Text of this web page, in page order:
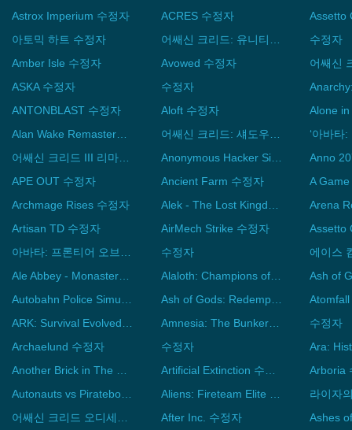
Astrox Imperium 수정자
ACRES 수정자
아토믹 하트 수정자
어쌔신 크리드: 유니티 수정자
수정자
Amber Isle 수정자
Avowed 수정자
ASKA 수정자
수정자
ANTONBLAST 수정자
Aloft 수정자
Alan Wake Remastered 수정자
어쌔신 크리드: 섀도우스 수정자
어쌔신 크리드 III 리마스터 수정자
Anonymous Hacker Simulator 수정자
Anno
APE OUT 수정자
Ancient Farm 수정자
Archmage Rises 수정자
Alek - The Lost Kingdom 수정자
Artisan TD 수정자
AirMech Strike 수정자
아바타: 프론티어 오브 판도라 - 하늘 파괴자 수정자
수정자
Ale Abbey - Monastery Brewery Tycoon 수정자
Alaloth: Champions of The Four Kingdoms 수정자
Autobahn Police Simulator 3 수정자
Ash of Gods: Redemption 수정자
ARK: Survival Evolved 수정자
Amnesia: The Bunker 수정자
수정자
Archaelund 수정자
수정자
Another Brick in The Mall 수정자
Artificial Extinction 수정자
Arboria
Autonauts vs Piratebots 수정자
Aliens: Fireteam Elite 수정자
어쌔신 크리드 오디세이 수정자
After Inc. 수정자